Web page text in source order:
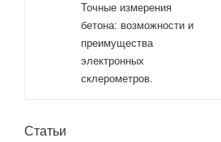
Точные измерения
бетона: возможности и
преимущества
электронных
склерометров.
Статьи